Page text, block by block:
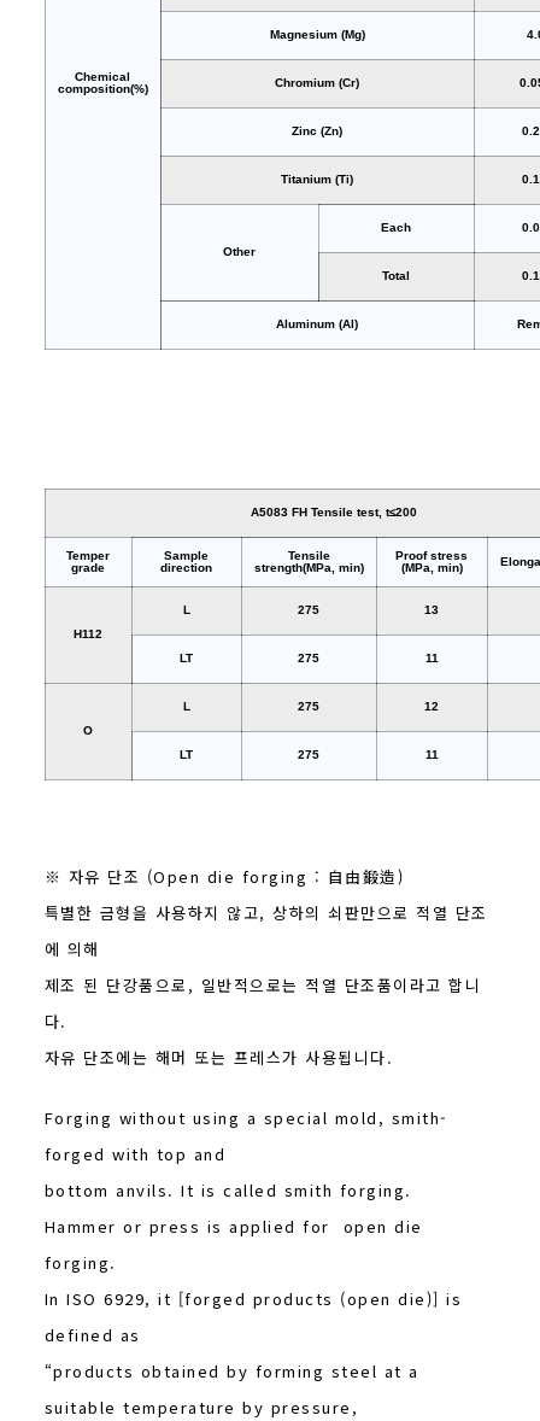
Chemical
composition(%)
Magnesium (Mg)
Chromium (Cr)
Zinc (Zn)
Titanium (Ti)
Other
Each
Total
Aluminum (Al)
A5083 FH Tensile test, t≤200
Temper
grade
Sample
direction
Tensile
strength(MPa, min)
Proof stress
(MPa, min)
H112
L 275 13
LT 275 11
O
L 275 12
LT 275 11
※ 자유 단조 (Open die forging : 自由鍛造)
특별한 금형을 사용하지 않고, 상하의 쇠판만으로 적열 단조
에 의해
제조 된 단강품으로, 일반적으로는 적열 단조품이라고 합니
다.
자유 단조에는 해머 또는 프레스가 사용됩니다.
Forging without using a special mold, smith-
forged with top and
bottom anvils. It is called smith forging.
Hammer or press is applied for open die
forging.
In ISO 6929, it [forged products (open die)] is
defined as
“products obtained by forming steel at a
suitable temperature by pressure,